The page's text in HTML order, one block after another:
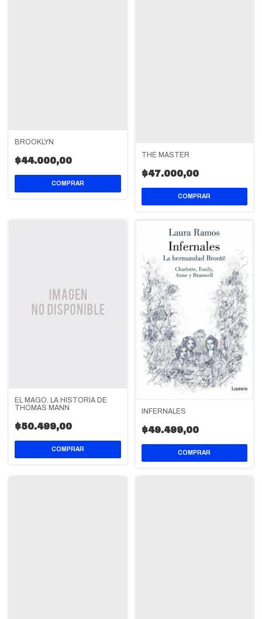
BROOKLYN
$44.000,00
THE MASTER
$47.000,00
EL MAGO. LA HISTORIA DE
THOMAS MANN
$50.499,00
INFERNALES
$49.499,00